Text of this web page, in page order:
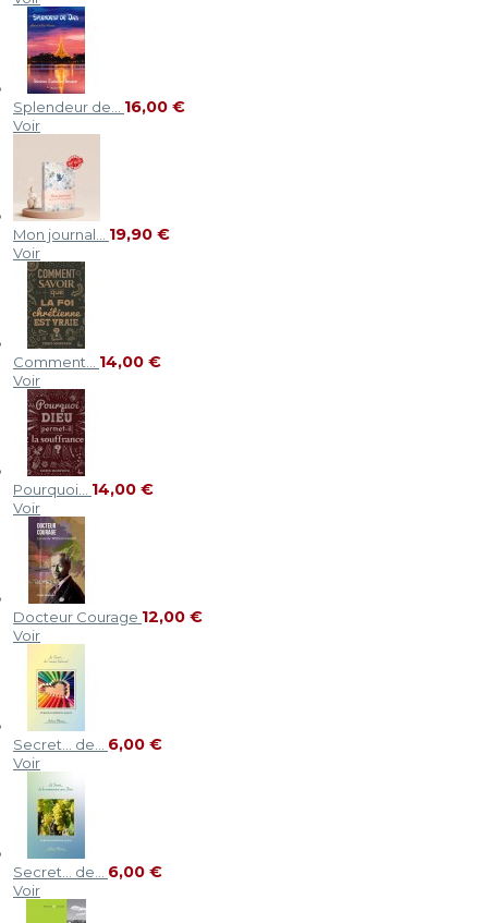
Splendeur de... 16,00 €
Voir
Mon journal... 19,90 €
Voir
Comment... 14,00 €
Voir
Pourquoi... 14,00 €
Voir
Docteur Courage 12,00 €
Voir
Secret... de... 6,00 €
Voir
Secret... de... 6,00 €
Voir